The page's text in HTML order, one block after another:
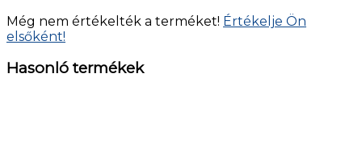
Még nem értékelték a terméket! Értékelje Ön
elsőként!
Hasonló termékek